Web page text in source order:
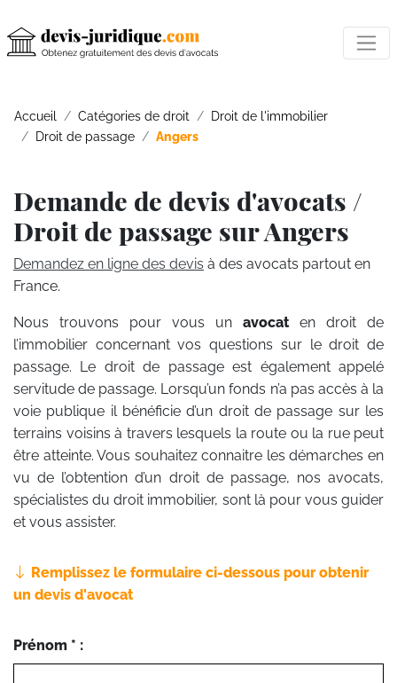
Accueil Catégories de droit
Droit de l'immobilier
Droit de passage
Angers
Demande de devis d'avocats /
Droit de passage sur Angers
Demandez en ligne des devis à des avocats partout en
France.
Nous trouvons pour vous un avocat en droit de
l’immobilier concernant vos questions sur le droit de
passage. Le droit de passage est également appelé
servitude de passage. Lorsqu’un fonds n’a pas accès à la
voie publique il bénéficie d’un droit de passage sur les
terrains voisins à travers lesquels la route ou la rue peut
être atteinte. Vous souhaitez connaitre les démarches en
vu de l’obtention d’un droit de passage, nos avocats,
spécialistes du droit immobilier, sont là pour vous guider
et vous assister.
Remplissez le formulaire ci-dessous pour obtenir
un devis d'avocat
Prénom * :